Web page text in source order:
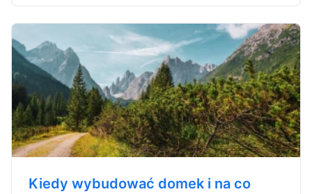
Kiedy wybudować domek i na co